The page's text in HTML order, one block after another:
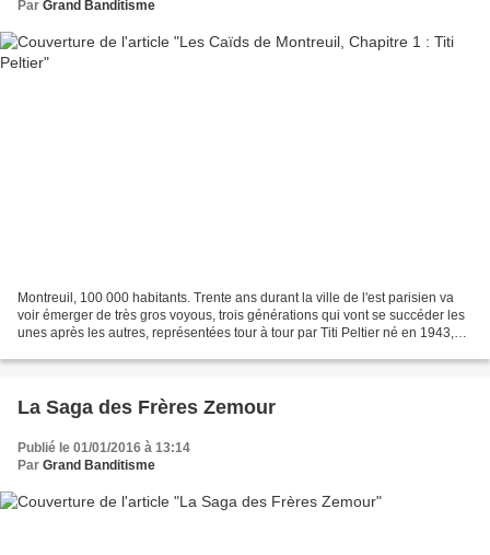
Par Grand Banditisme
Montreuil, 100 000 habitants. Trente ans durant la ville de l'est parisien va
voir émerger de très gros voyous, trois générations qui vont se succéder les
unes après les autres, représentées tour à tour par Titi Peltier né en 1943,
La Saga des Frères Zemour
Publié le 01/01/2016 à 13:14
Par Grand Banditisme